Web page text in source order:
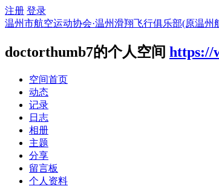
注册 登录
温州市航空运动协会·温州滑翔飞行俱乐部(原温州
doctorthumb7的个人空间 https://
空间首页
动态
记录
日志
相册
主题
分享
留言板
个人资料